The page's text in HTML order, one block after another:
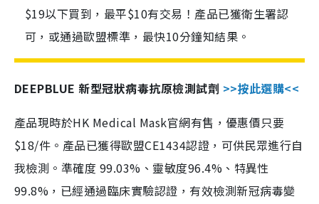
$19以下買到，最平$10有交易！產品已獲衛生署認
可，或通過歐盟標準，最快10分鐘知結果。
DEEPBLUE 新型冠狀病毒抗原檢測試劑 >>按此選購<<
產品現時於HK Medical Mask官網有售，優惠價只要
$18/件。產品已獲得歐盟CE1434認證，可供民眾進行自
我檢測。準確度 99.03%、靈敏度96.4%、特異性
99.8%，已經通過臨床實驗認證，有效檢測新冠病毒變